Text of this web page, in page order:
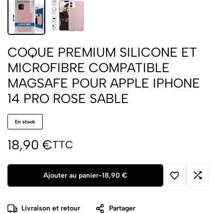
COQUE PREMIUM SILICONE ET
MICROFIBRE COMPATIBLE
MAGSAFE POUR APPLE IPHONE
14 PRO ROSE SABLE
En stock
18,90 €TTC
Ajouter au panier-18,90 €
Livraison et retour Partager